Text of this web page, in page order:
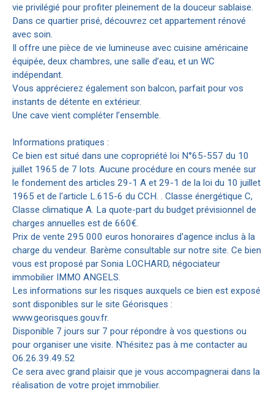
vie privilégié pour profiter pleinement de la douceur sablaise.
Dans ce quartier prisé, découvrez cet appartement rénové
avec soin.
Il offre une pièce de vie lumineuse avec cuisine américaine
équipée, deux chambres, une salle d’eau, et un WC
indépendant.
Vous apprécierez également son balcon, parfait pour vos
instants de détente en extérieur.
Une cave vient compléter l’ensemble.
Informations pratiques :
Ce bien est situé dans une copropriété loi N°65-557 du 10
juillet 1965 de 7 lots. Aucune procédure en cours menée sur
le fondement des articles 29-1 A et 29-1 de la loi du 10 juillet
1965 et de l'article L.615-6 du CCH. . Classe énergétique C,
Classe climatique A. La quote-part du budget prévisionnel de
charges annuelles est de 660€.
Prix de vente 295 000 euros honoraires d'agence inclus à la
charge du vendeur. Barème consultable sur notre site. Ce bien
vous est proposé par Sonia LOCHARD, négociateur
immobilier IMMO ANGELS.
Les informations sur les risques auxquels ce bien est exposé
sont disponibles sur le site Géorisques :
www.georisques.gouv.fr.
Disponible 7 jours sur 7 pour répondre à vos questions ou
pour organiser une visite. N'hésitez pas à me contacter au
O6.26.39.49.52
Ce sera avec grand plaisir que je vous accompagnerai dans la
réalisation de votre projet immobilier.